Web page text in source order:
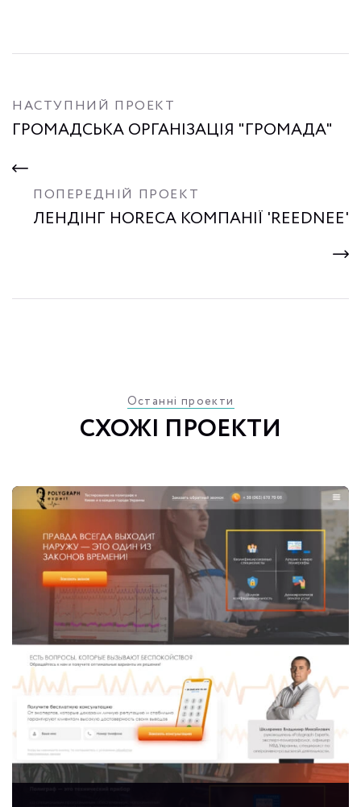
НАСТУПНИЙ ПРОЕКТ
ГРОМАДСЬКА ОРГАНІЗАЦІЯ "ГРОМАДА"
ПОПЕРЕДНІЙ ПРОЕКТ
ЛЕНДІНГ HORECA КОМПАНІЇ 'REEDNEE'
Останні проекти
СХОЖІ ПРОЕКТИ